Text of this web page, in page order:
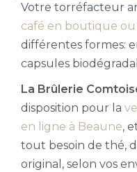
Votre torréfacteur
café en boutique
différentes formes:
capsules
La Brûlerie
disposition pour la
en ligne à Beaune,
tout besoin de thé,
original, selon vos